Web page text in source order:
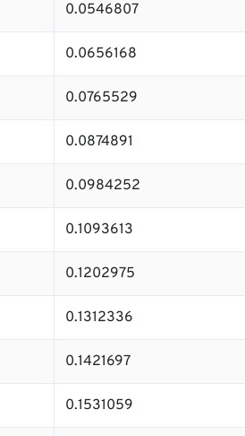
0.0546807
0.0656168
0.0765529
0.0874891
0.0984252
0.1093613
0.1202975
0.1312336
0.1421697
0.1531059